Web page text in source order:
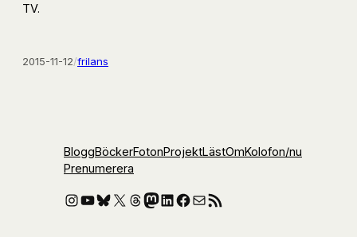
TV.
2015-11-12/frilans
BloggBöckerFotonProjektLästOmKolofon/nu
Prenumerera
Instagram
YouTube
Bluesky
X Threads
Mastodon
LinkedIn
Facebook
E-postRSS-flöde